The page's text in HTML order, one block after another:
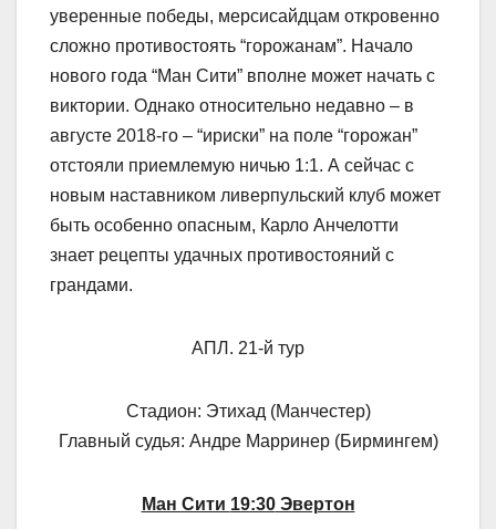
уверенные победы, мерсисайдцам откровенно
сложно противостоять “горожанам”. Начало
нового года “Ман Сити” вполне может начать с
виктории. Однако относительно недавно – в
августе 2018-го – “ириски” на поле “горожан”
отстояли приемлемую ничью 1:1. А сейчас с
новым наставником ливерпульский клуб может
быть особенно опасным, Карло Анчелотти
знает рецепты удачных противостояний с
грандами.
АПЛ. 21-й тур
Стадион: Этихад (Манчестер)
Главный судья: Андре Марринер (Бирмингем)
Ман Сити 19:30Эвертон